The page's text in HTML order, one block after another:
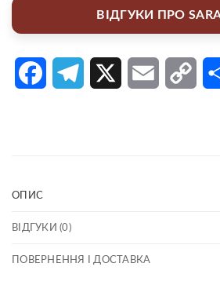
ВІДГУКИ ПРО
FacebookTelegram Email
ОПИС
ВІДГУКИ (0)
ПОВЕРНЕННЯ І ДОСТАВКА